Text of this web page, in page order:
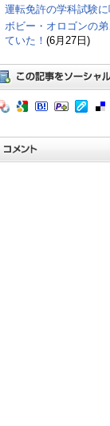
運転免許の学科試験
ボビー・オロゴンの
ていた！ (6月27日)